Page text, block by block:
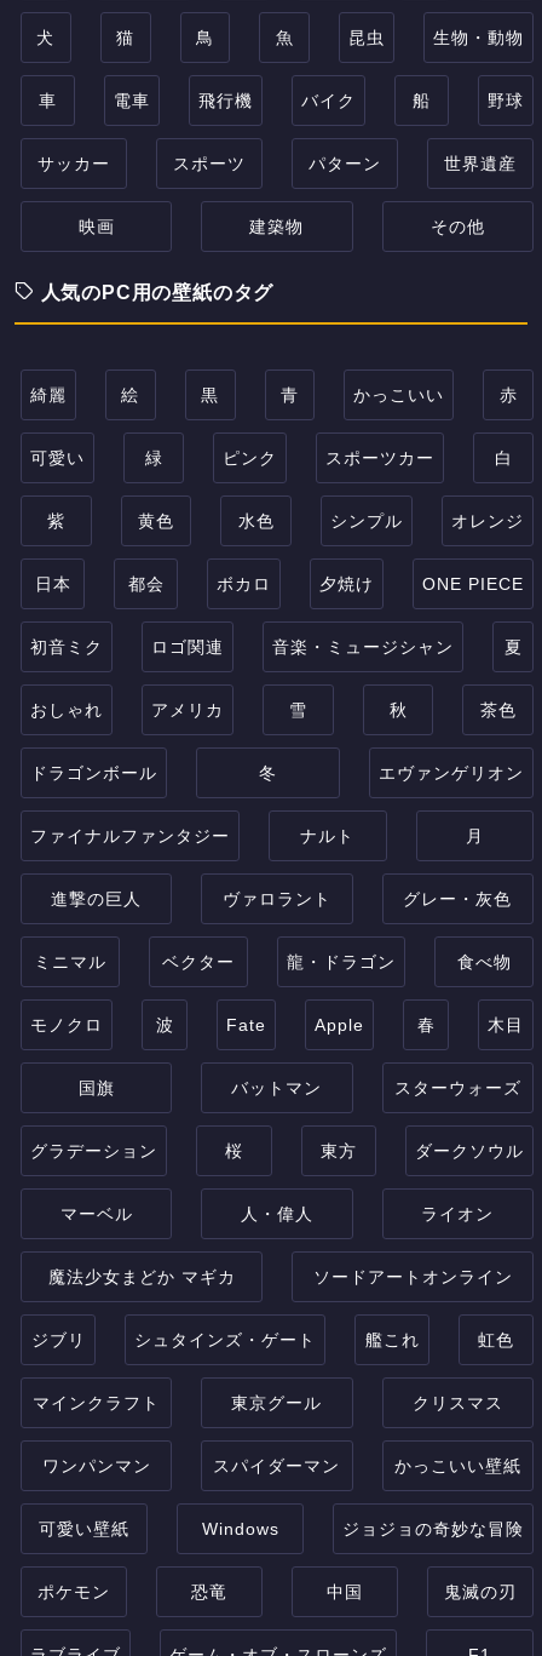
犬 猫 鳥 魚 昆虫 生物・動物
車 電車 飛行機 バイク 船 野球
サッカー スポーツ パターン 世界遺産
映画 建築物 その他
人気のPC用の壁紙のタグ
綺麗 絵 黒 青 かっこいい 赤
可愛い 緑 ピンク スポーツカー 白
紫 黄色 水色 シンプル オレンジ
日本 都会 ボカロ 夕焼け ONE PIECE
初音ミク ロゴ関連 音楽・ミュージシャン 夏
おしゃれ アメリカ 雪 秋 茶色
ドラゴンボール 冬 エヴァンゲリオン
ファイナルファンタジー ナルト 月
進撃の巨人 ヴァロラント グレー・灰色
ミニマル ベクター 龍・ドラゴン 食べ物
モノクロ 波 Fate Apple 春 木目
国旗 バットマン スターウォーズ
グラデーション 桜 東方 ダークソウル
マーベル 人・偉人 ライオン
魔法少女まどか マギカ ソードアートオンライン
ジブリ シュタインズ・ゲート 艦これ 虹色
マインクラフト 東京グール クリスマス
ワンパンマン スパイダーマン かっこいい壁紙
可愛い壁紙 Windows ジョジョの奇妙な冒険
ポケモン 恐竜 中国 鬼滅の刃